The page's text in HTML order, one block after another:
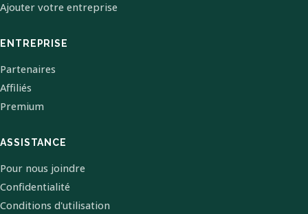
Ajouter votre entreprise
ENTREPRISE
Partenaires
Affiliés
Premium
ASSISTANCE
Pour nous joindre
Confidentialité
Conditions d'utilisation